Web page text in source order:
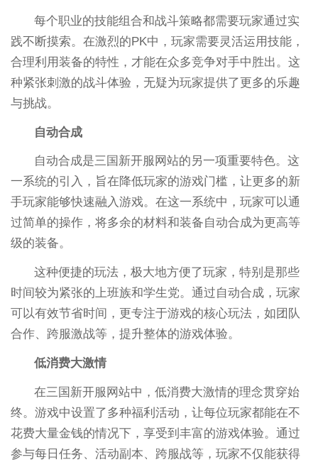
每个职业的技能组合和战斗策略都需要玩家通过实
践不断摸索。在激烈的PK中，玩家需要灵活运用技能，
合理利用装备的特性，才能在众多竞争对手中胜出。这
种紧张刺激的战斗体验，无疑为玩家提供了更多的乐趣
与挑战。
自动合成
自动合成是三国新开服网站的另一项重要特色。这
一系统的引入，旨在降低玩家的游戏门槛，让更多的新
手玩家能够快速融入游戏。在这一系统中，玩家可以通
过简单的操作，将多余的材料和装备自动合成为更高等
级的装备。
这种便捷的玩法，极大地方便了玩家，特别是那些
时间较为紧张的上班族和学生党。通过自动合成，玩家
可以有效节省时间，更专注于游戏的核心玩法，如团队
合作、跨服激战等，提升整体的游戏体验。
低消费大激情
在三国新开服网站中，低消费大激情的理念贯穿始
终。游戏中设置了多种福利活动，让每位玩家都能在不
花费大量金钱的情况下，享受到丰富的游戏体验。通过
参与每日任务、活动副本、跨服战等，玩家不仅能获得